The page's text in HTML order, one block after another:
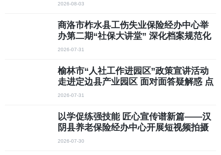
2026-08-03
商洛市柞水县工伤失业保险经办中心举
办第二期“社保大讲堂” 深化档案规范化
管理与保密安全建设
2026-07-31
榆林市“人社工作进园区”政策宣讲活动
走进定边县产业园区 面对面答疑解惑 点
对点纾困解难
2026-07-31
以学促练强技能 匠心宣传谱新篇——汉
阴县养老保险经办中心开展短视频拍摄
与剪辑专题实操培训
2026-07-30